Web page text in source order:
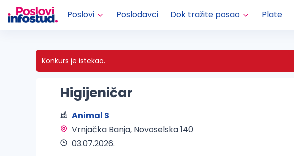
Poslovi Poslodavci Dok tražite posao Plate
Konkurs je istekao.
Higijeničar
Animal S
Vrnjačka Banja, Novoselska 140
03.07.2026.